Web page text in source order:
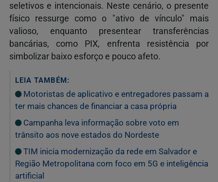
seletivos e intencionais. Neste cenário, o presente
físico ressurge como o "ativo de vínculo" mais
valioso, enquanto presentear transferências
bancárias, como PIX, enfrenta resistência por
simbolizar baixo esforço e pouco afeto.
LEIA TAMBÉM:
Motoristas de aplicativo e entregadores passam a
ter mais chances de financiar a casa própria
Campanha leva informação sobre voto em
trânsito aos nove estados do Nordeste
TIM inicia modernização da rede em Salvador e
Região Metropolitana com foco em 5G e inteligência
artificial